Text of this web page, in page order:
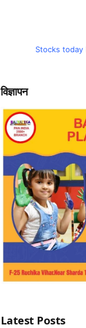
Stocks today
विज्ञापन
Latest Posts